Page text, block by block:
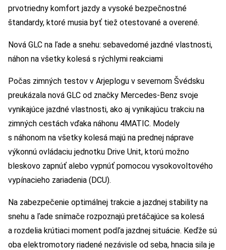
prvotriedny komfort jazdy a vysoké bezpečnostné
štandardy, ktoré musia byť tiež otestované a overené.
Nová GLC na ľade a snehu: sebavedomé jazdné vlastnosti,
náhon na všetky kolesá s rýchlymi reakciami
Počas zimných testov v Arjeplogu v severnom Švédsku
preukázala nová GLC od značky Mercedes-Benz svoje
vynikajúce jazdné vlastnosti, ako aj vynikajúcu trakciu na
zimných cestách vďaka náhonu 4MATIC. Modely
s náhonom na všetky kolesá majú na prednej náprave
výkonnú ovládaciu jednotku Drive Unit, ktorú možno
bleskovo zapnúť alebo vypnúť pomocou vysokovoltového
vypínacieho zariadenia (DCU).
Na zabezpečenie optimálnej trakcie a jazdnej stability na
snehu a ľade snímače rozpoznajú pretáčajúce sa kolesá
a rozdelia krútiaci moment podľa jazdnej situácie. Keďže sú
oba elektromotory riadené nezávisle od seba, hnacia sila je